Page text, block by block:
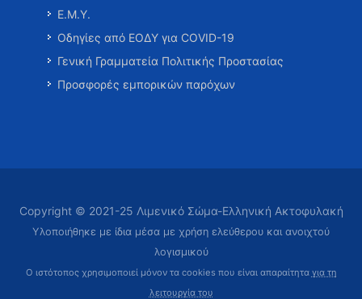
Ε.Μ.Υ.
Οδηγίες από ΕΟΔΥ για COVID-19
Γενική Γραμματεία Πολιτικής Προστασίας
Προσφορές εμπορικών παρόχων
Copyright © 2021-25 Λιμενικό Σώμα-Ελληνική Ακτοφυλακή
Υλοποιήθηκε με ίδια μέσα με χρήση ελεύθερου και ανοιχτού
λογισμικού
Ο ιστότοπος χρησιμοποιεί μόνον τα cookies που είναι απαραίτητα για τη
λειτουργία του